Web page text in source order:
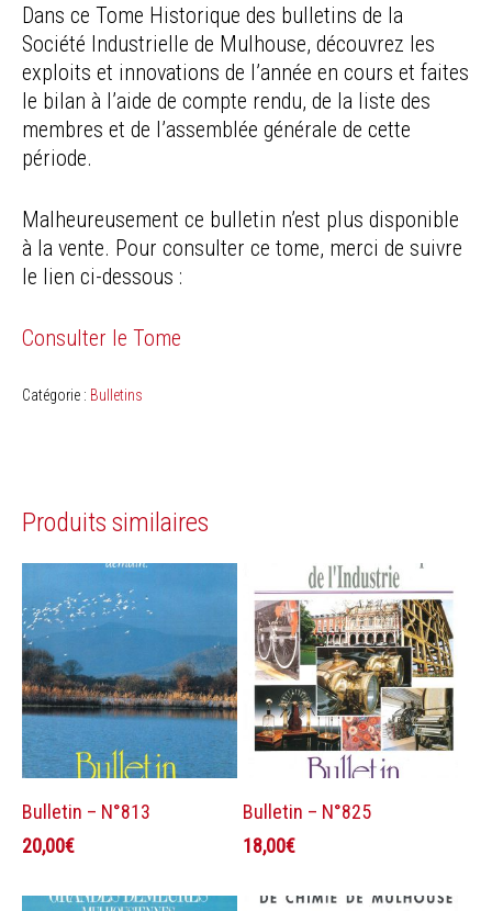
Dans ce Tome Historique des bulletins de la
Société Industrielle de Mulhouse, découvrez les
exploits et innovations de l’année en cours et faites
le bilan à l’aide de compte rendu, de la liste des
membres et de l’assemblée générale de cette
période.
Malheureusement ce bulletin n’est plus disponible
à la vente. Pour consulter ce tome, merci de suivre
le lien ci-dessous :
Consulter le Tome
Catégorie : Bulletins
Produits similaires
Bulletin – N°813
20,00€
Bulletin – N°825
18,00€